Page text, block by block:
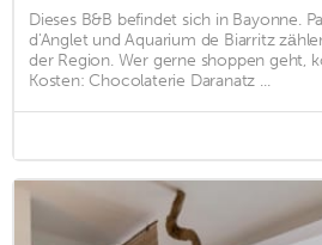
Dieses B&B befindet sich in Bayonne.
d'Anglet und Aquarium de Biarritz
der Region. Wer gerne shoppen geht,
Kosten: Chocolaterie Daranatz ...